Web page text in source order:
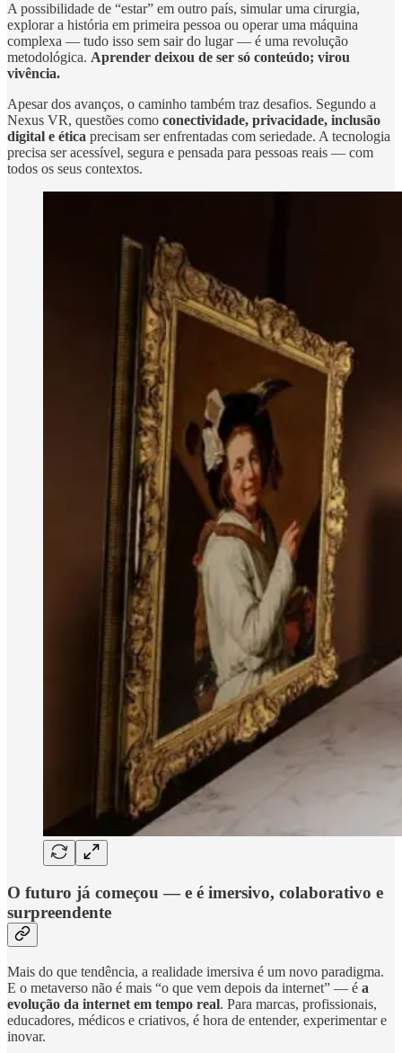
A possibilidade de “estar” em outro país, simular uma cirurgia,
explorar a história em primeira pessoa ou operar uma máquina
complexa — tudo isso sem sair do lugar — é uma revolução
metodológica. Aprender deixou de ser só conteúdo; virou
vivência.
Apesar dos avanços, o caminho também traz desafios. Segundo a
Nexus VR, questões como conectividade, privacidade, inclusão
digital e ética precisam ser enfrentadas com seriedade. A tecnologia
precisa ser acessível, segura e pensada para pessoas reais — com
todos os seus contextos.
O futuro já começou — e é imersivo, colaborativo e
surpreendente
Mais do que tendência, a realidade imersiva é um novo paradigma.
E o metaverso não é mais “o que vem depois da internet” — é a
evolução da internet em tempo real. Para marcas, profissionais,
educadores, médicos e criativos, é hora de entender, experimentar e
inovar.